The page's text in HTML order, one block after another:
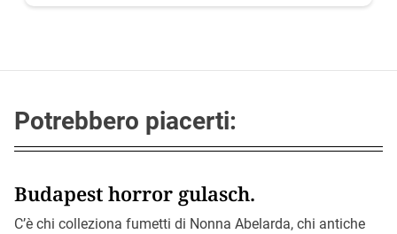
Potrebbero piacerti:
Budapest horror gulasch.
C’è chi colleziona fumetti di Nonna Abelarda, chi antiche